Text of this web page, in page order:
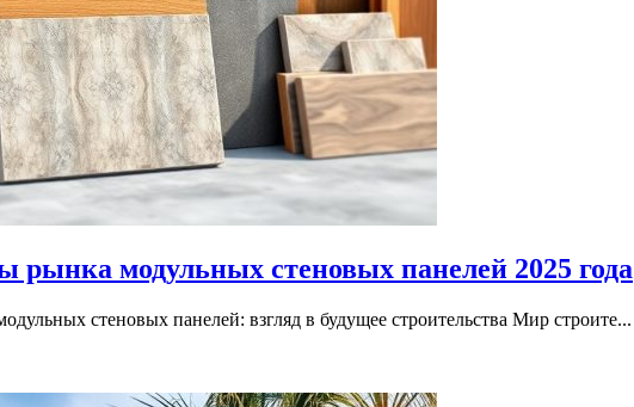
рынка модульных стеновых панелей 2025 года
стеновых панелей: взгляд в будущее строительства Мир строите...